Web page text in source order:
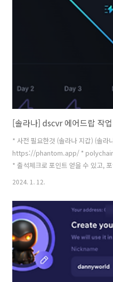
시기 바랍니다. https://youtu.be/
si=spkGMxwByfOodhVK * 자 그럼
https://www.berachain.com/ ​ 테
[솔라나] dscvr 에어드랍 작업
* 사전 필요한것 (솔라나 지갑) (솔
https://phantom.app/ * polychain
* 출석체크로 포인트 얻을 수 있고,
예정되어 있다고 합니다. ​ 사이트
로그인 페이지 연결되면 제일 오른
하루에 한번씩 출석체크 하면 됩니다
세요 - 포스팅, 좋아요, 기타 등등.
2024. 1. 12.